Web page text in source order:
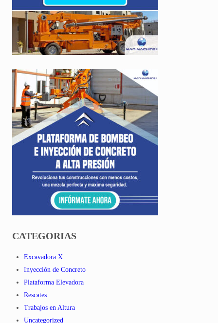
CATEGORIAS
Excavadora X
Inyección de Concreto
Plataforma Elevadora
Rescates
Trabajos en Altura
Uncategorized